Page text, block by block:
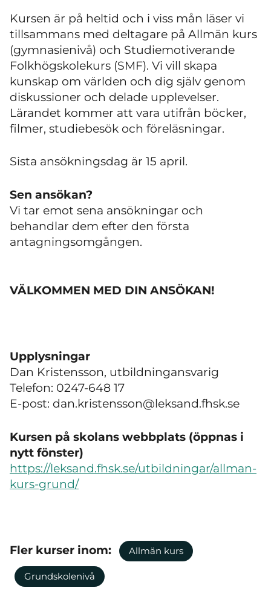
Kursen är på heltid och i viss mån läser vi
tillsammans med deltagare på Allmän kurs
(gymnasienivå) och Studiemotiverande
Folkhögskolekurs (SMF). Vi vill skapa
kunskap om världen och dig själv genom
diskussioner och delade upplevelser.
Lärandet kommer att vara utifrån böcker,
filmer, studiebesök och föreläsningar.
Sista ansökningsdag är 15 april.
Sen ansökan?
Vi tar emot sena ansökningar och
behandlar dem efter den första
antagningsomgången.
VÄLKOMMEN MED DIN ANSÖKAN!
Upplysningar
Dan Kristensson, utbildningansvarig
Telefon: 0247-648 17
E-post: dan.kristensson@leksand.fhsk.se
Kursen på skolans webbplats (öppnas i
nytt fönster)
https://leksand.fhsk.se/utbildningar/allman-
kurs-grund/
Fler kurser inom: Allmän kurs
Grundskolenivå